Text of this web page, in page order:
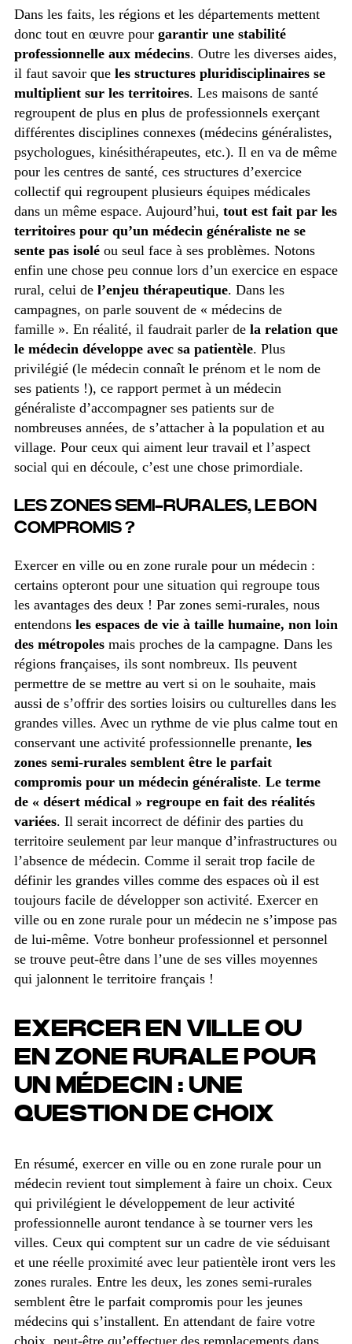
Dans les faits, les régions et les départements mettent
donc tout en œuvre pour garantir une stabilité
professionnelle aux médecins. Outre les diverses aides,
il faut savoir que les structures pluridisciplinaires se
multiplient sur les territoires. Les maisons de santé
regroupent de plus en plus de professionnels exerçant
différentes disciplines connexes (médecins généralistes,
psychologues, kinésithérapeutes, etc.). Il en va de même
pour les centres de santé, ces structures d’exercice
collectif qui regroupent plusieurs équipes médicales
dans un même espace. Aujourd’hui, tout est fait par les
territoires pour qu’un médecin généraliste ne se
sente pas isoléou seul face à ses problèmes. Notons
enfin une chose peu connue lors d’un exercice en espace
rural, celui de l’enjeu thérapeutique. Dans les
campagnes, on parle souvent de « médecins de
famille ». En réalité, il faudrait parler de la relation que
le médecin développe avec sa patientèle. Plus
privilégié (le médecin connaît le prénom et le nom de
ses patients !), ce rapport permet à un médecin
généraliste d’accompagner ses patients sur de
nombreuses années, de s’attacher à la population et au
village. Pour ceux qui aiment leur travail et l’aspect
social qui en découle, c’est une chose primordiale.
LES ZONES SEMI-RURALES, LE BON
COMPROMIS ?
Exercer en ville ou en zone rurale pour un médecin :
certains opteront pour une situation qui regroupe tous
les avantages des deux ! Par zones semi-rurales, nous
entendons les espaces de vie à taille humaine, non loin
des métropolesmais proches de la campagne. Dans les
régions françaises, ils sont nombreux. Ils peuvent
permettre de se mettre au vert si on le souhaite, mais
aussi de s’offrir des sorties loisirs ou culturelles dans les
grandes villes. Avec un rythme de vie plus calme tout en
conservant une activité professionnelle prenante, les
zones semi-rurales semblent être le parfait
compromis pour un médecin généraliste. Le terme
de « désert médical » regroupe en fait des réalités
variées. Il serait incorrect de définir des parties du
territoire seulement par leur manque d’infrastructures ou
l’absence de médecin. Comme il serait trop facile de
définir les grandes villes comme des espaces où il est
toujours facile de développer son activité. Exercer en
ville ou en zone rurale pour un médecin ne s’impose pas
de lui-même. Votre bonheur professionnel et personnel
se trouve peut-être dans l’une de ses villes moyennes
qui jalonnent le territoire français !
EXERCER EN VILLE OU
EN ZONE RURALE POUR
UN MÉDECIN : UNE
QUESTION DE CHOIX
En résumé, exercer en ville ou en zone rurale pour un
médecin revient tout simplement à faire un choix. Ceux
qui privilégient le développement de leur activité
professionnelle auront tendance à se tourner vers les
villes. Ceux qui comptent sur un cadre de vie séduisant
et une réelle proximité avec leur patientèle iront vers les
zones rurales. Entre les deux, les zones semi-rurales
semblent être le parfait compromis pour les jeunes
médecins qui s’installent. En attendant de faire votre
choix, peut-être qu’effectuer des remplacements dans